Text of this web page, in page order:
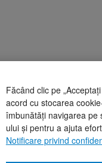
Făcând clic pe
acord cu stocarea
îmbunătăți navigarea pe
ului și pentru a ajuta
Notificare privind